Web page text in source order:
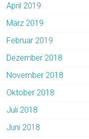
April 2019
März 2019
Februar 2019
Dezember 2018
November 2018
Oktober 2018
Juli 2018
Juni 2018